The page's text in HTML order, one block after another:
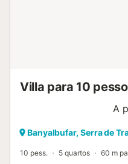
Villa para 10
A
Banyalbufar, Serra de
10 pess. 5 quartos 60 m